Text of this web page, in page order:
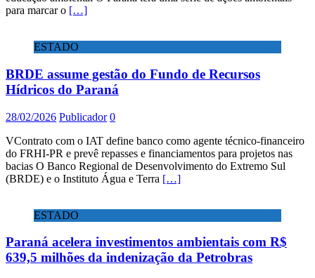
para marcar o […]
ESTADO
BRDE assume gestão do Fundo de Recursos
Hídricos do Paraná
28/02/2026 Publicador 0
VContrato com o IAT define banco como agente técnico-financeiro
do FRHI-PR e prevê repasses e financiamentos para projetos nas
bacias O Banco Regional de Desenvolvimento do Extremo Sul
(BRDE) e o Instituto Água e Terra […]
ESTADO
Paraná acelera investimentos ambientais com R$
639,5 milhões da indenização da Petrobras